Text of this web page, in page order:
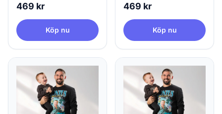
469 kr
Köp nu
469 kr
Köp nu